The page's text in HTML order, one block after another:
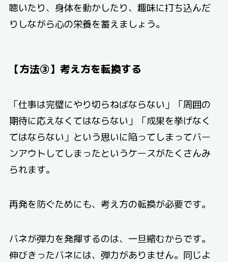
聴いたり、身体を動かしたり、趣味に打ち込んだ
りしながら心の栄養を蓄えましょう。
【方法③】考え方を転換する
「仕事は完璧にやり切らねばならない」「周囲の
期待に応えなくてはならない」「成果を挙げなく
てはならない」という思いに陥ってしまってバー
ンアウトしてしまったというケースがたくさんみ
られます。
再発を防ぐためにも、考え方の転換が必要です。
バネが弾力を発揮するのは、一旦縮むからです。
伸びきったバネには、弾力がありません。同じよ